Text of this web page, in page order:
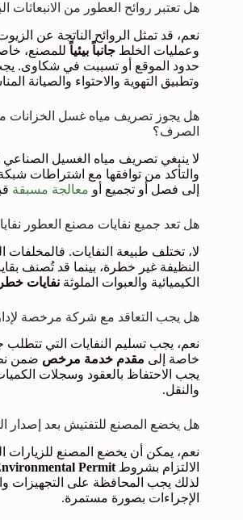
هل تعتبر روائح العطور من الانبعاثات
نعم، قد تمثل الروائح الناتجة عن
وعمليات الخلط جانباً بيئياً للمصنع،
حدود الموقع أو تسببت في شكاوى.
وتطبيق التهوية والاحتواء والصيانة
هل يجوز تصريف مياه غسل الخزانات
الصرف؟
لا ينبغي تصريف مياه الغسيل
والتأكد من توافقها مع اشتراطات
إلى فصل أو تجميع أو معالجة مسبقة
هل تعد جميع نفايات مصنع العطور
لا، تختلف طبيعة النفايات. فالمخلفات
النظيفة غير خطرة، بينما قد تُصنف
الكيميائية والعبوات الملوثة نفايات
هل يجب التعاقد مع شركة مرخصة
نعم، يجب تسليم النفايات التي تتطلب
خاصة إلى مقدم خدمة مرخص ضمن
يجب الاحتفاظ بالعقود وسجلات
والنقل.
هل يخضع المصنع للتفتيش بعد إصدار
نعم، يمكن أن يخضع المصنع للزيارات
الالتزام بشروط Permit
لذلك يجب المحافظة على التجهيزات
الإجراءات بصورة مستمرة.